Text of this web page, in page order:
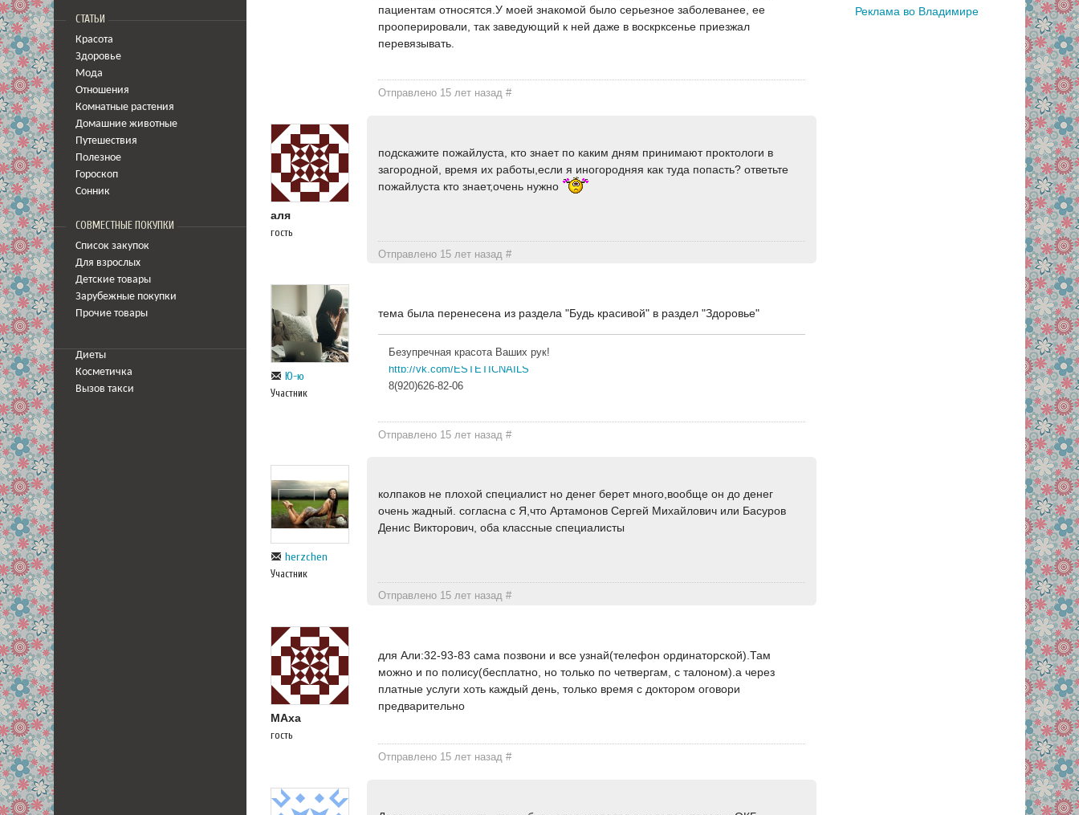
СТАТЬИ
Красота
Здоровье
Мода
Отношения
Комнатные растения
Домашние животные
Путешествия
Полезное
Гороскоп
Сонник
СОВМЕСТНЫЕ ПОКУПКИ
Список закупок
Для взрослых
Детские товары
Зарубежные покупки
Прочие товары
Диеты
Косметичка
Вызов такси
пациентам относятся.У моей знакомой было серьезное заболеванее, ее
прооперировали, так заведующий к ней даже в воскрксенье приезжал
перевязывать.
Отправлено 15 лет назад#
аля
гость
подскажите пожайлуста, кто знает по каким дням принимают проктологи в
загородной, время их работы,если я иногородняя как туда попасть? ответьте
пожайлуста кто знает,очень нужно
Отправлено 15 лет назад#
Ю-ю
Участник
тема была перенесена из раздела "Будь красивой" в раздел "Здоровье"
Безупречная красота Ваших рук!
http://vk.com/ESTETICNAILS
8(920)626-82-06
Отправлено 15 лет назад#
herzchen
Участник
колпаков не плохой специалист но денег берет много,вообще он до денег
очень жадный. согласна с Я,что Артамонов Сергей Михайлович или Басуров
Денис Викторович, оба классные специалисты
Отправлено 15 лет назад#
МАха
гость
для Али:32-93-83 сама позвони и все узнай(телефон ординаторской).Там
можно и по полису(бесплатно, но только по четвергам, с талоном).а через
платные услуги хоть каждый день, только время с доктором оговори
предварительно
Отправлено 15 лет назад#
Реклама во Владимире